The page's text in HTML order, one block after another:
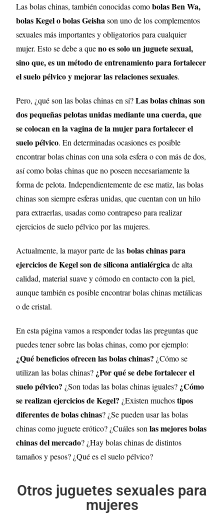
Las bolas chinas, también conocidas comobolas Ben Wa,
bolas Kegel o bolas Geishason uno de los complementos
sexuales más importantes y obligatorios para cualquier
mujer. Esto se debe a queno es solo un juguete sexual,
sino que, es un método de entrenamiento para fortalecer
el suelo pélvico y mejorar las relaciones sexuales.
Pero, ¿qué son las bolas chinas en sí?Las bolas chinas son
dos pequeñas pelotas unidas mediante una cuerda, que
se colocan en la vagina de la mujer para fortalecer el
suelo pélvico. En determinadas ocasiones es posible
encontrar bolas chinas con una sola esfera o con más de dos,
así como bolas chinas que no poseen necesariamente la
forma de pelota. Independientemente de ese matiz, las bolas
chinas son siempre esferas unidas, que cuentan con un hilo
para extraerlas, usadas como contrapeso para realizar
ejercicios de suelo pélvico por las mujeres.
Actualmente, la mayor parte de lasbolas chinas para
ejercicios de Kegel son de silicona antialérgicade alta
calidad, material suave y cómodo en contacto con la piel,
aunque también es posible encontrar bolas chinas metálicas
o de cristal.
En esta página vamos a responder todas las preguntas que
puedes tener sobre las bolas chinas, como por ejemplo:
¿Qué beneficios ofrecen las bolas chinas? ¿Cómo se
utilizan las bolas chinas? ¿Por qué se debe fortalecer el
suelo pélvico? ¿Son todas las bolas chinas iguales? ¿Cómo
se realizan ejercicios de Kegel? ¿Existen muchostipos
diferentes de bolas chinas? ¿Se pueden usar las bolas
chinas como juguete erótico? ¿Cuáles sonlas mejores bolas
chinas del mercado? ¿Hay bolas chinas de distintos
tamaños y pesos? ¿Qué es el suelo pélvico?
Otros juguetes sexuales para
mujeres